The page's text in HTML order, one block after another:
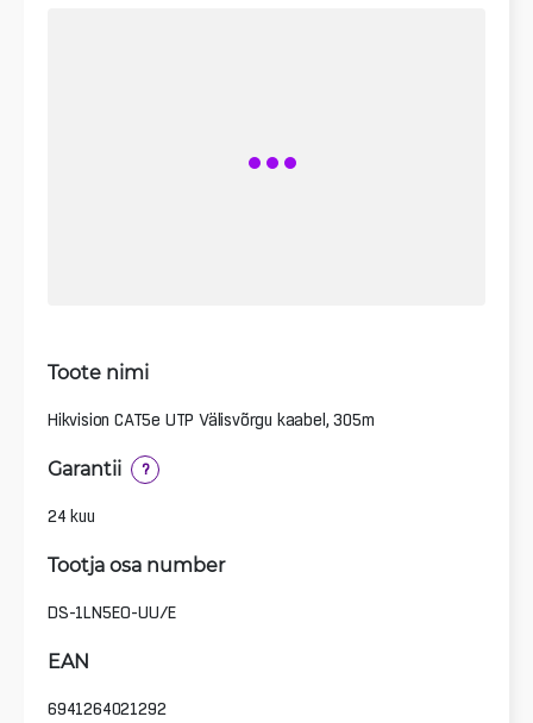
Toote nimi
Hikvision CAT5e UTP Välisvõrgu kaabel, 305m
Garantii ?
24 kuu
Tootja osa number
DS-1LN5EO-UU/E
EAN
6941264021292